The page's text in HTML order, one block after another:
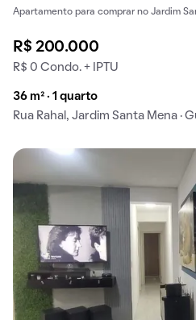
Apartamento para comprar no Jardim
R$ 200.000
R$ 0 Condo. + IPTU
36 m² · 1 quarto
Rua Rahal, Jardim Santa Mena ·